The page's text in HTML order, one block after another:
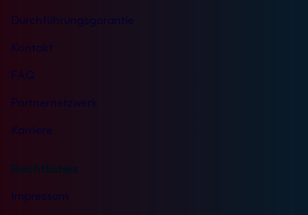
Durchführungsgarantie
Kontakt
FAQ
Partnernetzwerk
Karriere
Rechtliches
Impressum